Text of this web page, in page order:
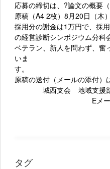
応募の締切は、?論文の概要
原稿（A4 2枚）8月20日（木）
採用分の謝金は1万円で、採
の経営診断シンポジウム分科
ベテラン、新人を問わず、奮
いま
す。
原稿の送付（メールの添付）
城西支会 地域支援
Eメー
タグ